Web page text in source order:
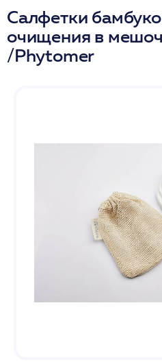
Салфетки
очищения в
/Phytomer